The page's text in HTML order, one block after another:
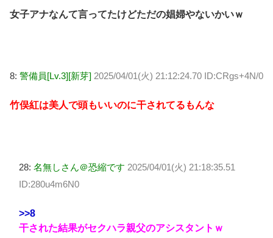
女子アナなんて言ってたけどただの娼婦やないかいｗ
8: 警備員[Lv.3][新芽] 2025/04/01(火) 21:12:24.70 ID:CRgs+4N/0
竹俣紅は美人で頭もいいのに干されてるもんな
28: 名無しさん＠恐縮です 2025/04/01(火) 21:18:35.51
ID:280u4m6N0
>>8
干された結果がセクハラ親父のアシスタントｗ